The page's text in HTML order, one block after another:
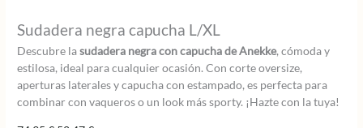
Sudadera negra capucha L/XL
Descubre lasudadera negra con capucha de Anekke, cómoda y
estilosa, ideal para cualquier ocasión. Con corte oversize,
aperturas laterales y capucha con estampado, es perfecta para
combinar con vaqueros o un look más sporty. ¡Hazte con la tuya!